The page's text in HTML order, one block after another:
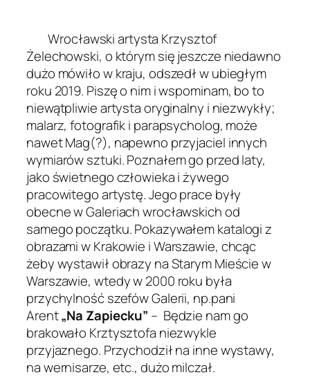
Wrocławski artysta Krzysztof
Żelechowski, o którym się jeszcze niedawno
dużo mówiło w kraju, odszedł w ubiegłym
roku 2019. Piszę o nim i wspominam, bo to
niewątpliwie artysta oryginalny i niezwykły;
malarz, fotografik i parapsycholog, może
nawet Mag(?), napewno przyjaciel innych
wymiarów sztuki. Poznałem go przed laty,
jako świetnego człowieka i żywego
pracowitego artystę. Jego prace były
obecne w Galeriach wrocławskich od
samego początku. Pokazywałem katalogi z
obrazami w Krakowie i Warszawie, chcąc
żeby wystawił obrazy na Starym Mieście w
Warszawie, wtedy w 2000 roku była
przychylność szefów Galerii, np.pani
Arent„Na Zapiecku” – Będzie nam go
brakowało Krztysztofa niezwykle
przyjaznego. Przychodził na inne wystawy,
na wernisarze, etc., dużo milczał.